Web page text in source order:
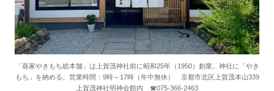
「葵家やきもち総本舗」は上賀茂神社前に昭和25年（1950）創業。神社に「やき
もち」を納める。営業時間：9時～17時（年中無休） 京都市北区上賀茂本山339
上賀茂神社明神会館内 ☎︎075-366-2463